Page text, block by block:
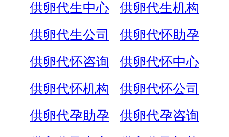
供卵代生中心
供卵代生机构
供卵代生公司
供卵代怀助孕
供卵代怀咨询
供卵代怀中心
供卵代怀机构
供卵代怀公司
供卵代孕助孕
供卵代孕咨询